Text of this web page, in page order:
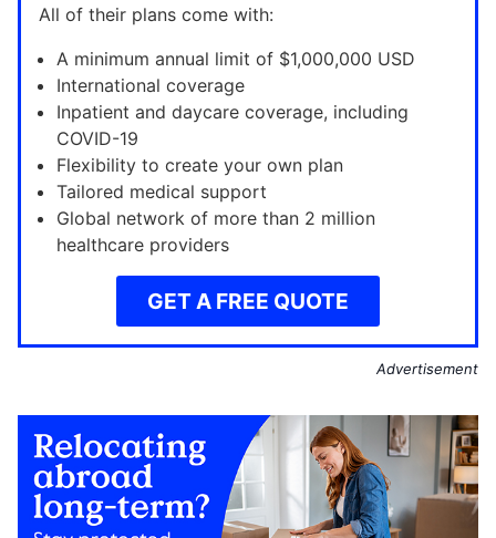
All of their plans come with:
A minimum annual limit of $1,000,000 USD
International coverage
Inpatient and daycare coverage, including
COVID-19
Flexibility to create your own plan
Tailored medical support
Global network of more than 2 million
healthcare providers
GET A FREE QUOTE
Advertisement